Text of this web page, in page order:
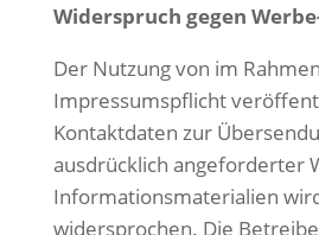
Widerspruch gegen
Der Nutzung von im
Impressumspflicht
Kontaktdaten zur
ausdrücklich angeforderter
Informationsmaterialien
widersprochen. Die